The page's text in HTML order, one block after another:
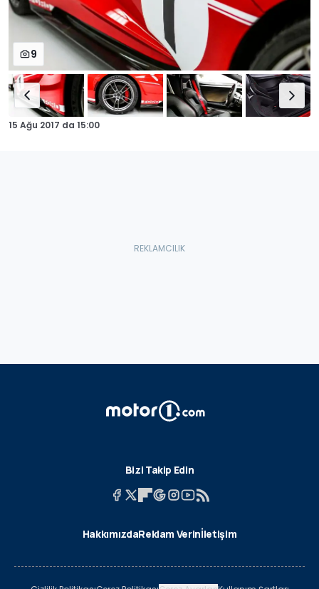
9
15 Ağu 2017 da 15:00
Bizi Takip Edin
HakkımızdaReklam Verinİletişim